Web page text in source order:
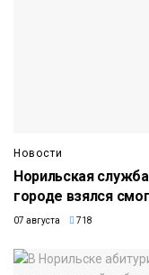
Новости
Норильская
городе взялся смог
07 августа 718